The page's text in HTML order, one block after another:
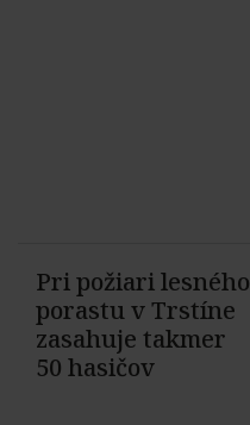
Pri požiari lesného
porastu v Trstíne
zasahuje takmer
50 hasičov